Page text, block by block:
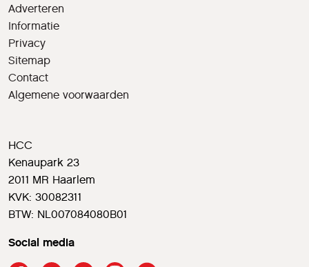
Adverteren
Informatie
Privacy
Sitemap
Contact
Algemene voorwaarden
HCC
Kenaupark 23
2011 MR Haarlem
KVK: 30082311
BTW: NL007084080B01
Social media